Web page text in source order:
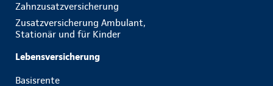
Zahnzusatzversicherung
Zusatzversicherung Ambulant,
Stationär und für Kinder
Lebensversicherung
Basisrente